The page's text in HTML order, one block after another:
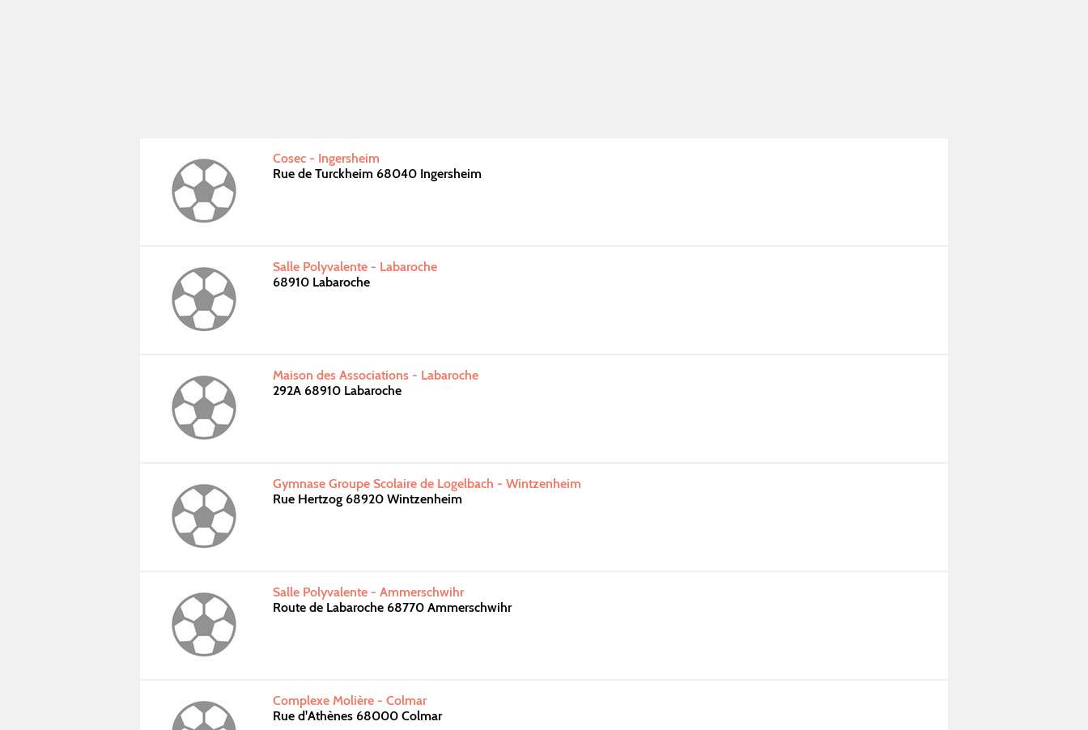
Cosec - Ingersheim
Rue de Turckheim 68040 Ingersheim
Salle Polyvalente - Labaroche
68910 Labaroche
Maison des Associations - Labaroche
292A 68910 Labaroche
Gymnase Groupe Scolaire de Logelbach - Wintzenheim
Rue Hertzog 68920 Wintzenheim
Salle Polyvalente - Ammerschwihr
Route de Labaroche 68770 Ammerschwihr
Complexe Molière - Colmar
Rue d'Athènes 68000 Colmar